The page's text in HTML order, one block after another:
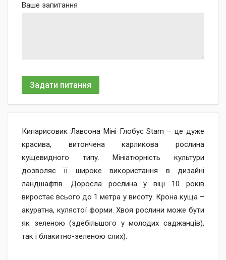
Ваше запитання
Задати питання
Кипарисовик Лавсона Міні Глобус Stam – це дуже
красива, витончена карликова рослина
кущевидного типу. Мініатюрність культури
дозволяє її широке використання в дизайні
ландшафтів. Доросла рослина у віці 10 років
виростає всього до 1 метра у висоту. Крона куща –
акуратна, кулястої форми. Хвоя рослини може бути
як зеленою (здебільшого у молодих саджанців),
так і блакитно-зеленою слих).